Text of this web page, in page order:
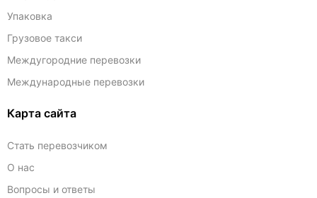
Упаковка
Грузовое такси
Междугородние перевозки
Международные перевозки
Карта сайта
Стать перевозчиком
О нас
Вопросы и ответы